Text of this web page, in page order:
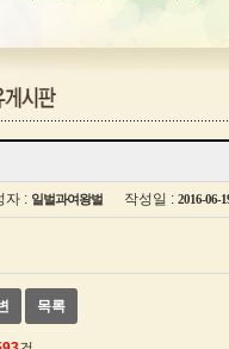
자 : 일벌과여왕벌 작성일 : 2016-06-
목록